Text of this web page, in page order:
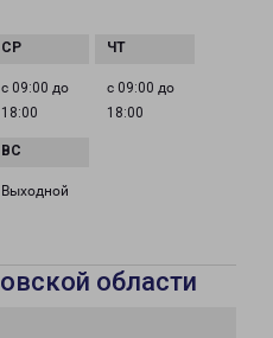
с 09:00 до
18:00
с 09:00 до
18:00
Выходной
области